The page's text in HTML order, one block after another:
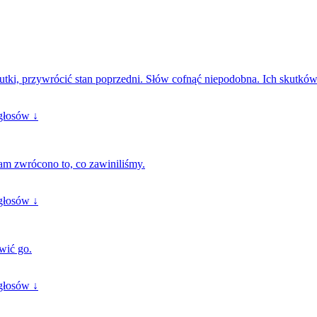
przywrócić stan poprzedni. Słów cofnąć niepodobna. Ich
↓
zwrócono to, co zawiniliśmy.
↓
go.
↓